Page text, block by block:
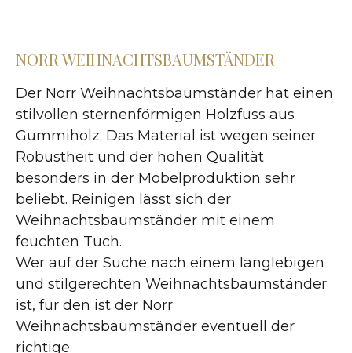
NORR WEIHNACHTSBAUMSTÄNDER
Der Norr Weihnachtsbaumständer hat einen
stilvollen sternenförmigen Holzfuss aus
Gummiholz. Das Material ist wegen seiner
Robustheit und der hohen Qualität
besonders in der Möbelproduktion sehr
beliebt. Reinigen lässt sich der
Weihnachtsbaumständer mit einem
feuchten Tuch.
Wer auf der Suche nach einem langlebigen
und stilgerechten Weihnachtsbaumständer
ist, für den ist der Norr
Weihnachtsbaumständer eventuell der
richtige.